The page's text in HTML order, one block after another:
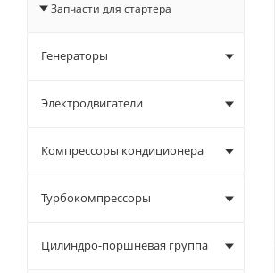
Запчасти для стартера
Генераторы
Электродвигатели
Компрессоры кондиционера
Турбокомпрессоры
Цилиндро-поршневая группа